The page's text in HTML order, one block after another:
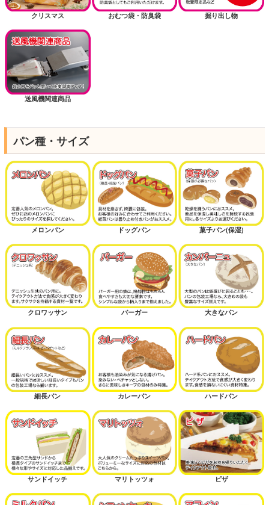
クリスマス おむつ袋・防臭袋 掘り出し物
送風機関連商品
パン種・サイズ
メロンパン ドッグパン 菓子パン(保湿)
クロワッサン バーガー 大きなパン
細長パン カレーパン ハードパン
サンドイッチ マリトッツォ ピザ